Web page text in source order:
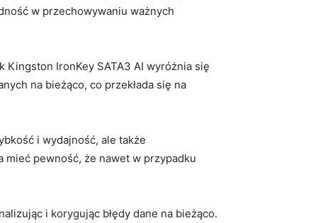
w przechowywaniu ważnych
IronKey SATA3 AI wyróżnia się
na bieżąco, co ​przekłada się ⁣na
i wydajność, ale ‌także
pewność, ‌że nawet ‍w przypadku
i korygując błędy‌ dane na bieżąco.